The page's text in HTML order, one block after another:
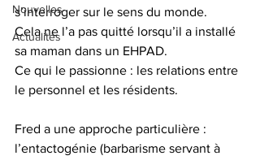
Nouvelles
Actualités
s’interroger sur le sens du monde.
Cela ne l’a pas quitté lorsqu’il a installé
sa maman dans un EHPAD.
Ce qui le passionne : les relations entre
le personnel et les résidents.
Fred a une approche particulière :
l’entactogénie (barbarisme servant à